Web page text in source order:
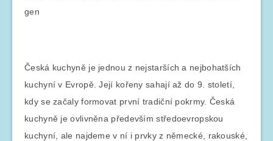
gen
Česká kuchyně je jednou z nejstarších a nejbohatších
kuchyní v Evropě. Její kořeny sahají až do 9. století,
kdy se začaly formovat první tradiční pokrmy. Česká
kuchyně je ovlivněna především středoevropskou
kuchyní, ale najdeme v ní i prvky z německé, rakouské,